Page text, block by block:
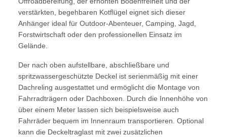
verstärkten, begehbaren Kotflügel eignet sich dieser
Anhänger ideal für Outdoor-Abenteuer, Camping, Jagd,
Forstwirtschaft oder den professionellen Einsatz im
Gelände.
Der nach oben aufstellbare, abschließbare und
spritzwassergeschützte Deckel ist serienmäßig mit einer
Dachreling ausgestattet und ermöglicht die Montage von
Fahrradträgern oder Dachboxen. Durch die Innenhöhe von
über einem Meter lassen sich beispielsweise auch
Fahrräder bequem im Innenraum transportieren. Optional
kann die Deckeltraglast mit zwei zusätzlichen